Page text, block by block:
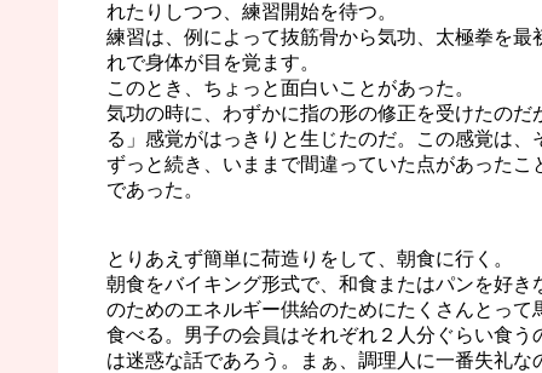
れたりしつつ、練習開始を待つ。
練習は、例によって抜筋骨から気功、太極拳を最
れで身体が目を覚ます。
このとき、ちょっと面白いことがあった。
気功の時に、わずかに指の形の修正を受けたのだ
る」感覚がはっきりと生じたのだ。この感覚は、
ずっと続き、いままで間違っていた点があったこ
であった。
とりあえず簡単に荷造りをして、朝食に行く。
朝食をバイキング形式で、和食またはパンを好き
のためのエネルギー供給のためにたくさんとって
食べる。男子の会員はそれぞれ２人分ぐらい食う
は迷惑な話であろう。まぁ、調理人に一番失礼な